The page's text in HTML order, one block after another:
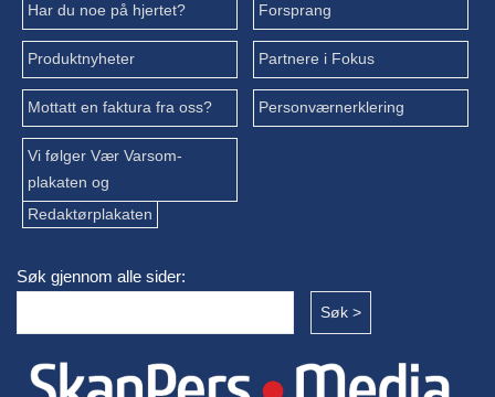
Har du noe på hjertet? Forsprang
Produktnyheter Partnere i Fokus
Mottatt en faktura fra oss? Personværnerklering
Vi følger Vær Varsom-
plakaten og
Redaktørplakaten
Søk gjennom alle sider: